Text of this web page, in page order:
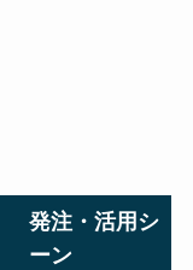
発注・活用シ
ーン